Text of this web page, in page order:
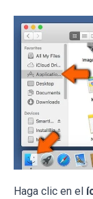
Haga clic en el